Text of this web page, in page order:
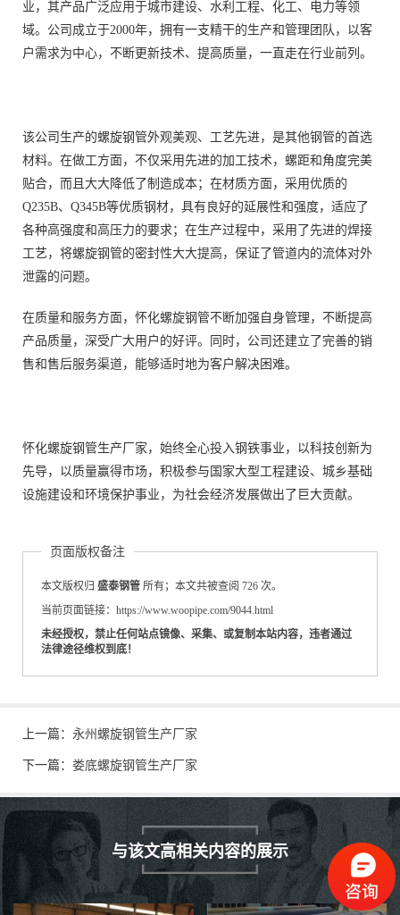
业，其产品广泛应用于城市建设、水利工程、化工、电力等领
域。公司成立于2000年，拥有一支精干的生产和管理团队，以客
户需求为中心，不断更新技术、提高质量，一直走在行业前列。
该公司生产的螺旋钢管外观美观、工艺先进，是其他钢管的首选
材料。在做工方面，不仅采用先进的加工技术，螺距和角度完美
贴合，而且大大降低了制造成本；在材质方面，采用优质的
Q235B、Q345B等优质钢材，具有良好的延展性和强度，适应了
各种高强度和高压力的要求；在生产过程中，采用了先进的焊接
工艺，将螺旋钢管的密封性大大提高，保证了管道内的流体对外
泄露的问题。
在质量和服务方面，怀化螺旋钢管不断加强自身管理，不断提高
产品质量，深受广大用户的好评。同时，公司还建立了完善的销
售和售后服务渠道，能够适时地为客户解决困难。
怀化螺旋钢管生产厂家，始终全心投入钢铁事业，以科技创新为
先导，以质量赢得市场，积极参与国家大型工程建设、城乡基础
设施建设和环境保护事业，为社会经济发展做出了巨大贡献。
页面版权备注
本文版权归 盛泰钢管 所有；本文共被查阅 726 次。
当前页面链接：https://www.woopipe.com/9044.html
未经授权，禁止任何站点镜像、采集、或复制本站内容，违者通过
法律途径维权到底！
上一篇： 永州螺旋钢管生产厂家
下一篇： 娄底螺旋钢管生产厂家
与该文高相关内容的展示